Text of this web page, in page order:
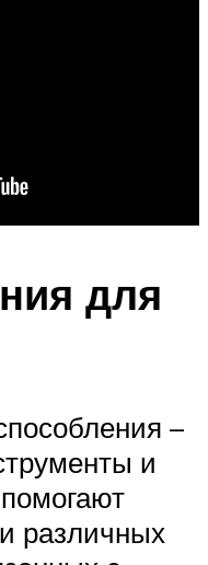
для
–
и
различных